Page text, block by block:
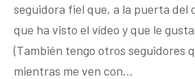
seguidora fiel que, a la puerta del
que ha visto el vídeo y que le
(También tengo otros seguidores
mientras me ven con…